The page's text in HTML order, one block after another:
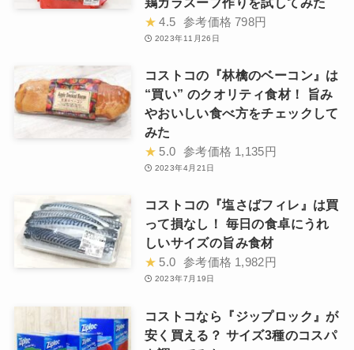
★ 4.5 参考価格 798円
2023年11月26日
コストコの『林檎のベーコン』は
“買い” のクオリティ食材！ 旨み
やおいしい食べ方をチェックして
みた
★ 5.0 参考価格 1,135円
2023年4月21日
コストコの『塩さばフィレ』は買
って損なし！ 毎日の食卓にうれ
しいサイズの旨み食材
★ 5.0 参考価格 1,982円
2023年7月19日
コストコなら『ジップロック』が
安く買える？ サイズ3種のコスパ